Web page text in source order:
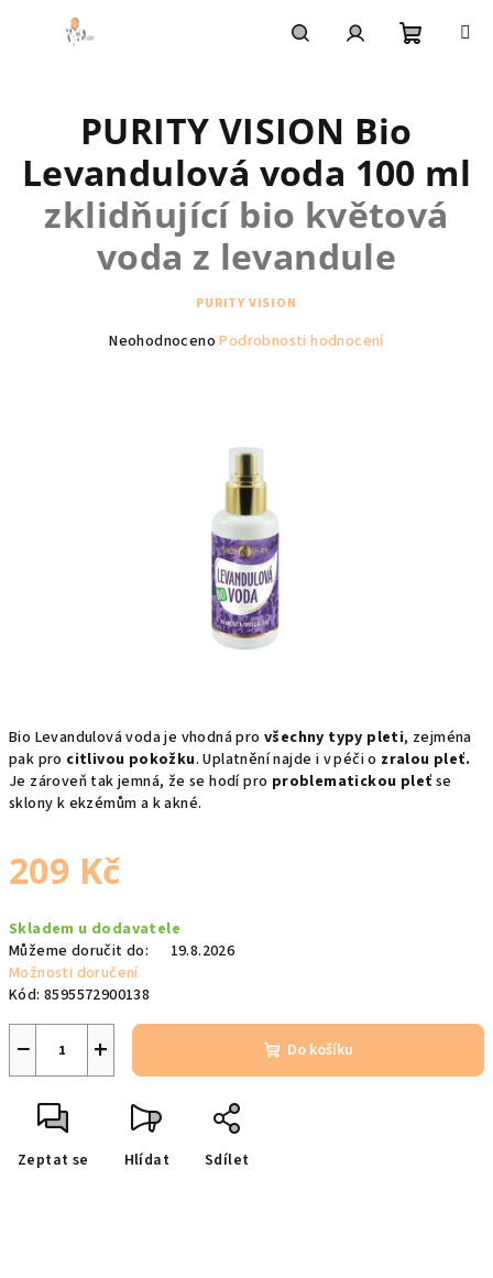
košík
Bio Levandulová voda je vhodná pro všechny typy pleti, zejména
pak pro citlivou pokožku. Uplatnění najde i v péči o zralou pleť.
Je zároveň tak jemná, že se hodí pro problematickou pleť se
sklony k ekzémům a k akné.
209 Kč
cena:
Skladem u dodavatele
Můžeme doručit do:
19.8.2026
Možnosti doručení
Kód: 8595572900138
+
− Do košíku
Zeptat se Hlídat Sdílet
PURITY VISION Bio
Levandulová voda 100 ml
zklidňující bio květová
voda z levandule
PURITY VISION
Průměrné
Neohodnoceno Podrobnosti hodnocení